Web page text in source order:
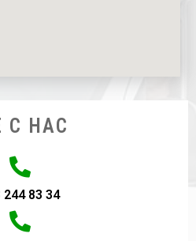
С НАС
244 83 34